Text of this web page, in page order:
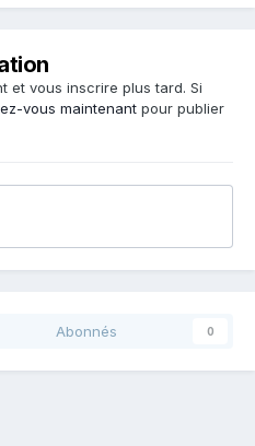
et vous inscrire plus tard. Si
vous maintenant pour publier
Abonnés 0